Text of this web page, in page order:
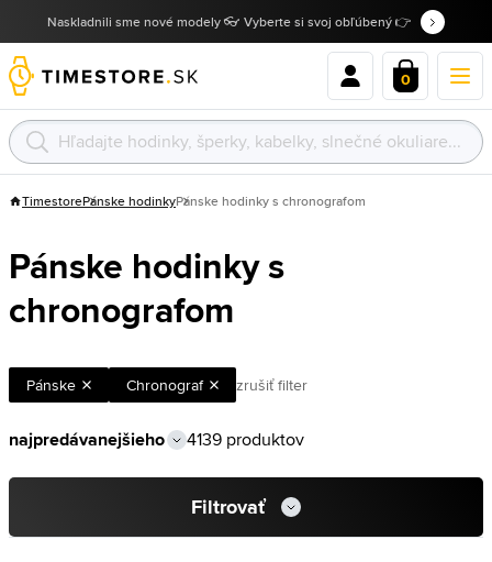
Naskladnili sme nové modely 👓 Vyberte si svoj obľúbený 👉
0
TimestorePánske hodinkyPánske hodinky s chronografom
Pánske hodinky s
chronografom
Pánske Chronograf zrušiť filter
4139 produktov
Filtrovať